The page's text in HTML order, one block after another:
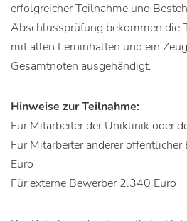
erfolgreicher Teilnahme und
Abschlussprüfung bekommen die
mit allen Lerninhalten und ein
Gesamtnoten ausgehändigt.
Hinweise zur Teilnahme:
Für Mitarbeiter der Uniklinik oder
Für Mitarbeiter anderer
Euro
Für externe Bewerber 2.340 Euro